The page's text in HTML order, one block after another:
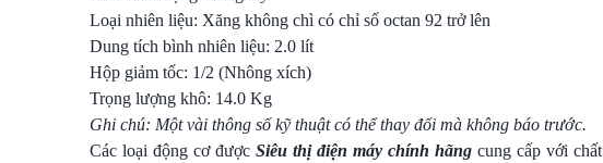
Loại nhiên liệu: Xăng không chì có chỉ số octan 92 trở lên
Dung tích bình nhiên liệu: 2.0 lít
Hộp giảm tốc: 1/2 (Nhông xích)
Trọng lượng khô: 14.0 Kg
Ghi chú: Một vài thông số kỹ thuật có thể thay đổi mà không báo trước.
Các loại động cơ được Siêu thị điện máy chính hãng cung cấp với